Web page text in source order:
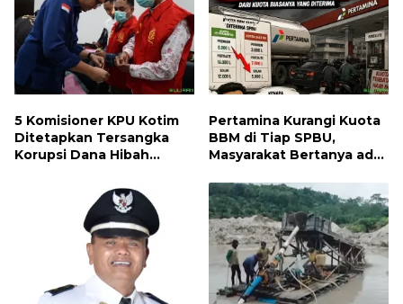
5 Komisioner KPU Kotim
Ditetapkan Tersangka
Korupsi Dana Hibah
ditaksir 10 Milyard
Pertamina Kurangi Kuota
BBM di Tiap SPBU,
Masyarakat Bertanya ada